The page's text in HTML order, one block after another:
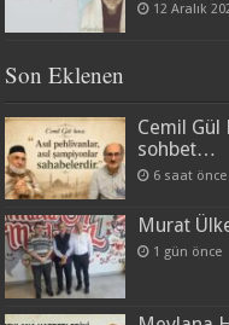
12 Aralık
Son Eklenen
Cemil
sohbet…
6 saat önce
Murat
1 gün önce